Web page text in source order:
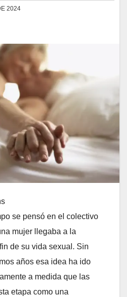
2024
se pensó en el colectivo
mujer llegaba a la
de su vida sexual. Sin
años esa idea ha ido
a medida que las
etapa como una